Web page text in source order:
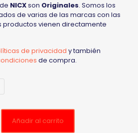
NICXson Originales. Somos los
de varias de las marcas con las
productos vienen directamente
de privacidad y también
de compra.
Añadir al carrito